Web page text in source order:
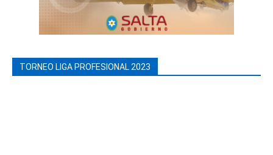
TORNEO LIGA PROFESIONAL 2023